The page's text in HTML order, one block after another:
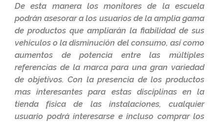
De esta manera los monitores de la escuela
podrán asesorar a los usuarios de la amplia gama
de productos que ampliarán la fiabilidad de sus
vehículos o la disminución del consumo, así como
aumentos de potencia entre las múltiples
referencias de la marca para una gran variedad
de objetivos. Con la presencia de los productos
mas interesantes para estas disciplinas en la
tienda física de las instalaciones, cualquier
usuario podrá interesarse e incluso comprar los